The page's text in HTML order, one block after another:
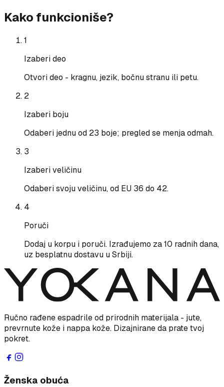
Kako funkcioniše?
1
Izaberi deo
Otvori deo - kragnu, jezik, bočnu stranu ili petu.
2
Izaberi boju
Odaberi jednu od 23 boje; pregled se menja odmah.
3
Izaberi veličinu
Odaberi svoju veličinu, od EU 36 do 42.
4
Poruči
Dodaj u korpu i poruči. Izrađujemo za 10 radnih dana,
uz besplatnu dostavu u Srbiji.
Ručno rađene espadrile od prirodnih materijala - jute,
prevrnute kože i nappa kože. Dizajnirane da prate tvoj
pokret.
Ženska obuća